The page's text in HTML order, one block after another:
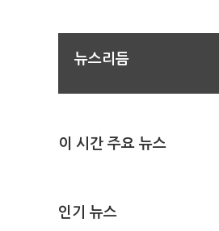
뉴스리듬
이 시간 주요 뉴스
인기 뉴스